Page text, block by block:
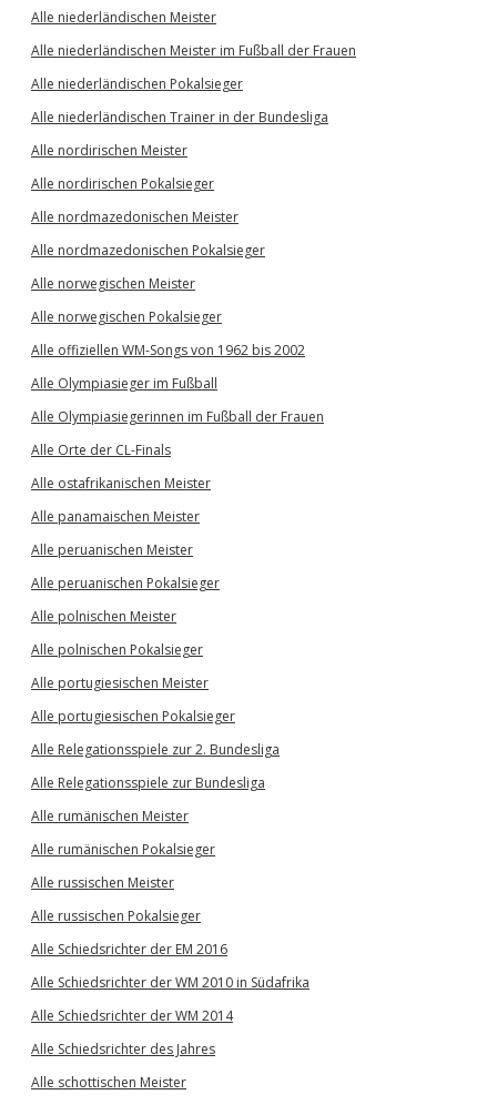
Alle niederländischen Meister
Alle niederländischen Meister im Fußball der Frauen
Alle niederländischen Pokalsieger
Alle niederländischen Trainer in der Bundesliga
Alle nordirischen Meister
Alle nordirischen Pokalsieger
Alle nordmazedonischen Meister
Alle nordmazedonischen Pokalsieger
Alle norwegischen Meister
Alle norwegischen Pokalsieger
Alle offiziellen WM-Songs von 1962 bis 2002
Alle Olympiasieger im Fußball
Alle Olympiasiegerinnen im Fußball der Frauen
Alle Orte der CL-Finals
Alle ostafrikanischen Meister
Alle panamaischen Meister
Alle peruanischen Meister
Alle peruanischen Pokalsieger
Alle polnischen Meister
Alle polnischen Pokalsieger
Alle portugiesischen Meister
Alle portugiesischen Pokalsieger
Alle Relegationsspiele zur 2. Bundesliga
Alle Relegationsspiele zur Bundesliga
Alle rumänischen Meister
Alle rumänischen Pokalsieger
Alle russischen Meister
Alle russischen Pokalsieger
Alle Schiedsrichter der EM 2016
Alle Schiedsrichter der WM 2010 in Südafrika
Alle Schiedsrichter der WM 2014
Alle Schiedsrichter des Jahres
Alle schottischen Meister